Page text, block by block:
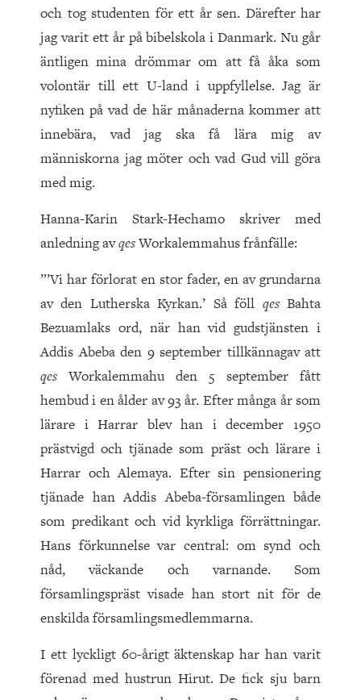
och tog studenten för ett år sen. Därefter har
jag varit ett år på bibelskola i Danmark. Nu går
äntligen mina drömmar om att få åka som
volontär till ett U-land i uppfyllelse. Jag är
nyfiken på vad de här månaderna kommer att
innebära, vad jag ska få lära mig av
människorna jag möter och vad Gud vill göra
med mig.
Hanna-Karin Stark-Hechamo skriver med
anledning avqesWorkalemmahus frånfälle:
”’Vi har förlorat en stor fader, en av grundarna
av den Lutherska Kyrkan.’ Så föll qesBahta
Bezuamlaks ord, när han vid gudstjänsten i
Addis Abeba den 9 september tillkännagav att
qesWorkalemmahu den 5 september fått
hembud i en ålder av 93 år. Efter många år som
lärare i Harrar blev han i december 1950
prästvigd och tjänade som präst och lärare i
Harrar och Alemaya. Efter sin pensionering
tjänade han Addis Abeba-församlingen både
som predikant och vid kyrkliga förrättningar.
Hans förkunnelse var central: om synd och
nåd, väckande och varnande. Som
församlingspräst visade han stort nit för de
enskilda församlingsmedlemmarna.
I ett lyckligt 60-årigt äktenskap har han varit
förenad med hustrun Hirut. De fick sju barn